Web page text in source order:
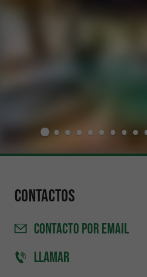
Contactos
CONTACTO POR EMAIL
LLAMAR